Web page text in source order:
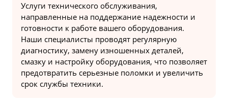
Услуги технического обслуживания,
направленные на поддержание надежности и
готовности к работе вашего оборудования.
Наши специалисты проводят регулярную
диагностику, замену изношенных деталей,
смазку и настройку оборудования, что позволяет
предотвратить серьезные поломки и увеличить
срок службы техники.